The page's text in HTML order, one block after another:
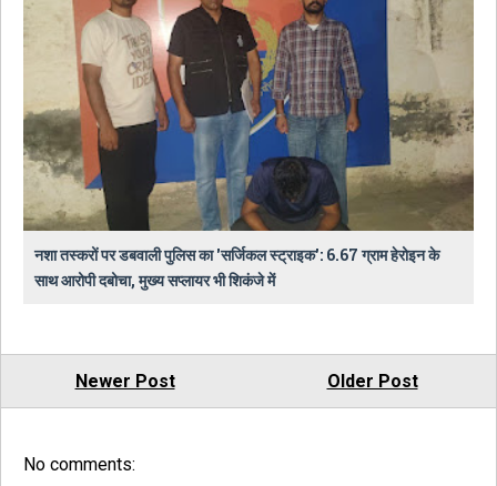
नशा तस्करों पर डबवाली पुलिस का 'सर्जिकल स्ट्राइक': 6.67 ग्राम हेरोइन के
साथ आरोपी दबोचा, मुख्य सप्लायर भी शिकंजे में
Newer Post Older Post
No comments: